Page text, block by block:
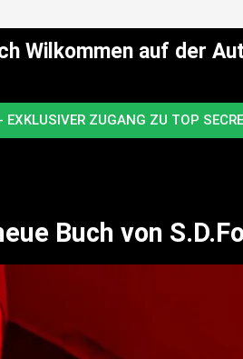
Wilkommen auf der
ZUGANG ZU TOP
Buch von